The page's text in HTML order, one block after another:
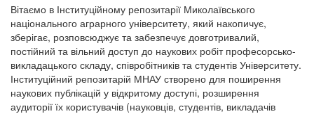
Вітаємо в Інституційному репозитарії Миколаївського
національного аграрного університету, який накопичує,
зберігає, розповсюджує та забезпечує довготривалий,
постійний та вільний доступ до наукових робіт професорсько-
викладацького складу, співробітників та студентів Університету.
Інституційний репозитарій МНАУ створено для поширення
наукових публікацій у відкритому доступі, розширення
аудиторії їх користувачів (науковців, студентів, викладачів